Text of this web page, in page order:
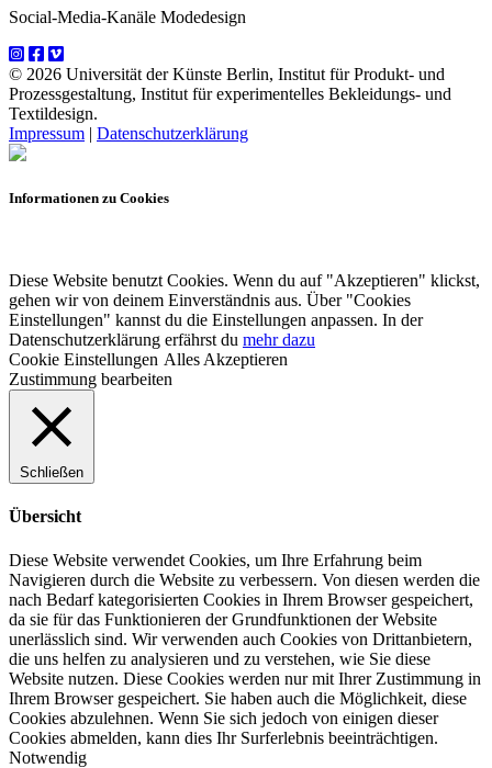
Social-Media-Kanäle Modedesign
© 2026 Universität der Künste Berlin, Institut für Produkt- und
Prozessgestaltung, Institut für experimentelles Bekleidungs- und
Textildesign.
Impressum | Datenschutzerklärung
Informationen zu Cookies
Diese Website benutzt Cookies. Wenn du auf "Akzeptieren" klickst,
gehen wir von deinem Einverständnis aus. Über "Cookies
Einstellungen" kannst du die Einstellungen anpassen. In der
Datenschutzerklärung erfährst du mehr dazu
Cookie Einstellungen Alles Akzeptieren
Zustimmung bearbeiten
Schließen
Übersicht
Diese Website verwendet Cookies, um Ihre Erfahrung beim
Navigieren durch die Website zu verbessern. Von diesen werden die
nach Bedarf kategorisierten Cookies in Ihrem Browser gespeichert,
da sie für das Funktionieren der Grundfunktionen der Website
unerlässlich sind. Wir verwenden auch Cookies von Drittanbietern,
die uns helfen zu analysieren und zu verstehen, wie Sie diese
Website nutzen. Diese Cookies werden nur mit Ihrer Zustimmung in
Ihrem Browser gespeichert. Sie haben auch die Möglichkeit, diese
Cookies abzulehnen. Wenn Sie sich jedoch von einigen dieser
Cookies abmelden, kann dies Ihr Surferlebnis beeinträchtigen.
Notwendig